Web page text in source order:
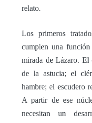
relato.
Los primeros
cumplen una
mirada de Lázaro. El
de la astucia; el
hambre; el escudero
A partir de ese
necesitan un